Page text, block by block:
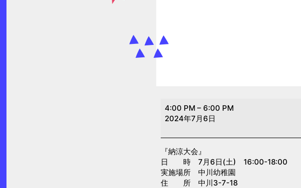
納
涼
（中
川
幼
4:00 PM – 6:00 PM
2024年7月6日
『納涼大会』
日 時 7月6日(土) 16:00-18:00
実施場所 中川幼稚園
住 所 中川3-7-18